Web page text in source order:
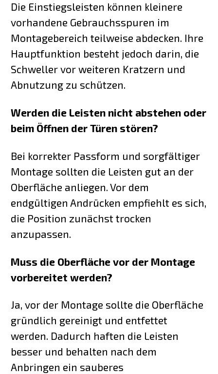
Die Einstiegsleisten können kleinere
vorhandene Gebrauchsspuren im
Montagebereich teilweise abdecken. Ihre
Hauptfunktion besteht jedoch darin, die
Schweller vor weiteren Kratzern und
Abnutzung zu schützen.
Werden die Leisten nicht abstehen oder
beim Öffnen der Türen stören?
Bei korrekter Passform und sorgfältiger
Montage sollten die Leisten gut an der
Oberfläche anliegen. Vor dem
endgültigen Andrücken empfiehlt es sich,
die Position zunächst trocken
anzupassen.
Muss die Oberfläche vor der Montage
vorbereitet werden?
Ja, vor der Montage sollte die Oberfläche
gründlich gereinigt und entfettet
werden. Dadurch haften die Leisten
besser und behalten nach dem
Anbringen ein sauberes